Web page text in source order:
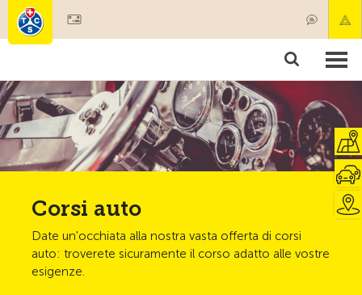
Societariato & prestazioni
Test, sicurezza & salute
Corsi auto
Date un'occhiata alla nostra vasta offerta di corsi
auto: troverete sicuramente il corso adatto alle vostre
esigenze.